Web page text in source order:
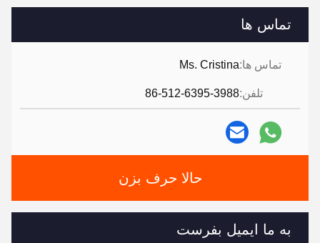
تماس ها
تماس ها:Ms. Cristina
تلفن:86-512-6395-3988
حالا حرف بزن
به ما ایمیل بفرست